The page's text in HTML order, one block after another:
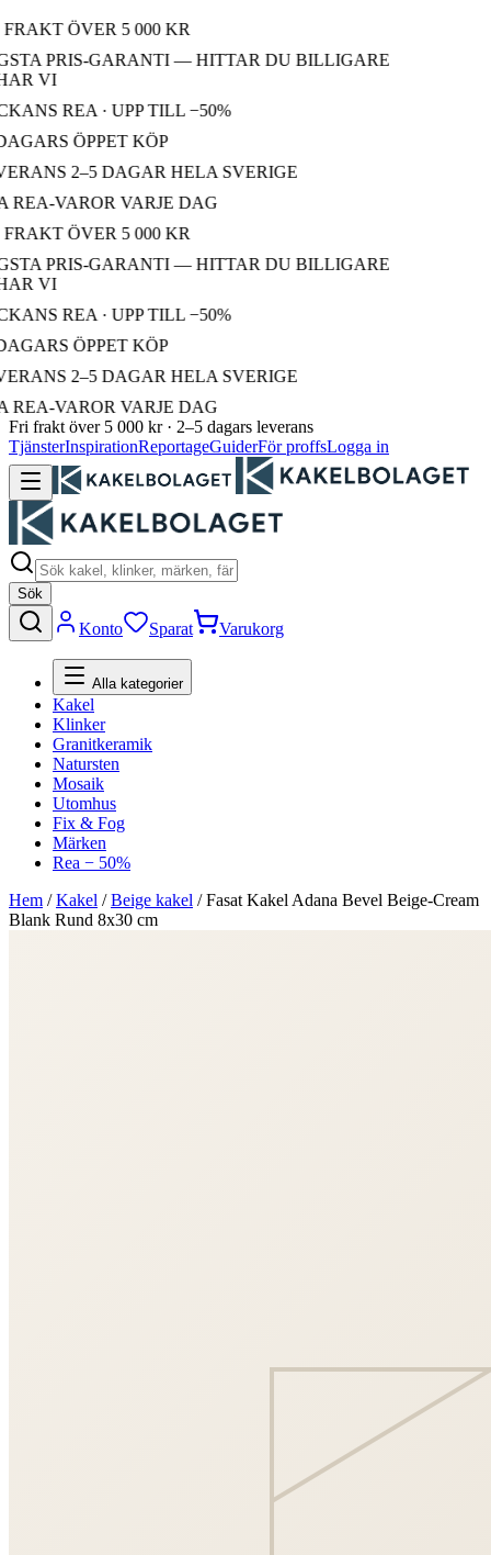
ÖVER 5 000 KR
PRIS-GARANTI — HITTAR DU BILLIGARE
VI
REA · UPP TILL −50%
ÖPPET KÖP
2–5 DAGAR HELA SVERIGE
VAROR VARJE DAG
ÖVER 5 000 KR
PRIS-GARANTI — HITTAR DU BILLIGARE
VI
REA · UPP TILL −50%
ÖPPET KÖP
2–5 DAGAR HELA SVERIGE
VAROR VARJE DAG
Fri frakt över 5 000 kr · 2–5 dagars leverans
TjänsterInspirationReportageGuiderFör proffsLogga in
Sök
Konto Sparat Varukorg
Alla kategorier
Kakel
Klinker
Granitkeramik
Natursten
Mosaik
Utomhus
Fix & Fog
Märken
Rea − 50%
Hem /Kakel /Beige kakel /Fasat Kakel Adana Bevel Beige-Cream
Blank Rund 8x30 cm